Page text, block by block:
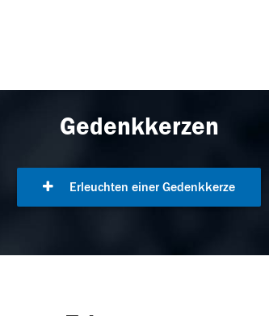
Gedenkkerzen
Erleuchten einer Gedenkkerze